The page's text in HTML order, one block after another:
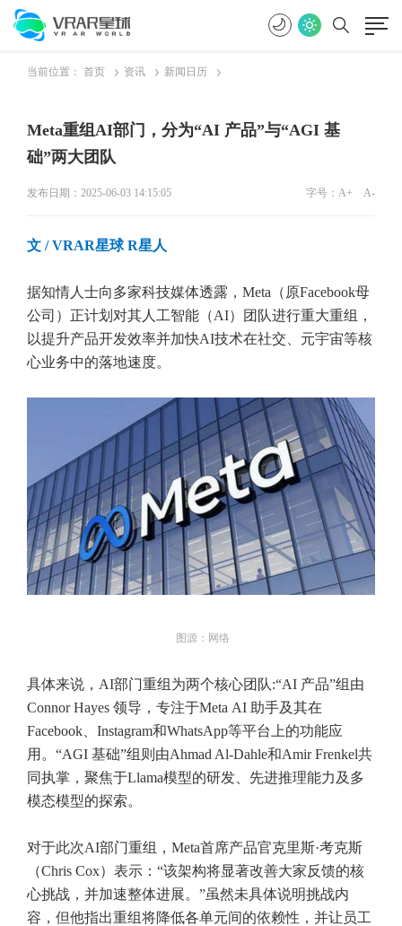
当前位置： 首页 资讯 新闻日历
Meta重组AI部门，分为“AI 产品”与“AGI 基
础”两大团队
发布日期：2025-06-03 14:15:05 字号： A+ A-
文 / VRAR星球 R星人
据知情人士向多家科技媒体透露，Meta（原Facebook母
公司）正计划对其人工智能（AI）团队进行重大重组，
以提升产品开发效率并加快AI技术在社交、元宇宙等核
心业务中的落地速度。
图源：网络
具体来说，AI部门重组为两个核心团队:“AI 产品”组由
Connor Hayes 领导，专注于Meta AI 助手及其在
Facebook、Instagram和WhatsApp等平台上的功能应
用。“AGI 基础”组则由Ahmad Al-Dahle和Amir Frenkel共
同执掌，聚焦于Llama模型的研发、先进推理能力及多
模态模型的探索。
对于此次AI部门重组，Meta首席产品官克里斯·考克斯
（Chris Cox）表示：“该架构将显著改善大家反馈的核
心挑战，并加速整体进展。”虽然未具体说明挑战内
容，但他指出重组将降低各单元间的依赖性，并让员工